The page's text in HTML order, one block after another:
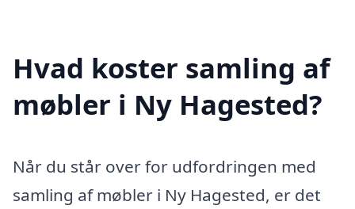
Hvad koster samling af
møbler i Ny Hagested?
Når du står over for udfordringen med
samling af møbler i Ny Hagested, er det